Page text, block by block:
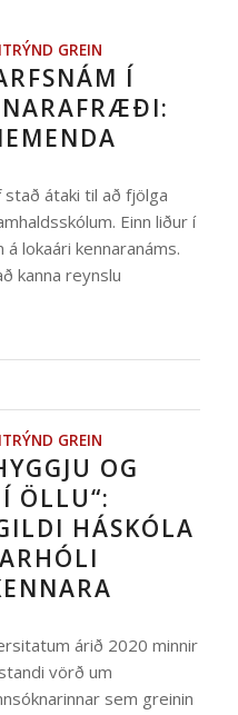
GREIN
Í
átaki til að fjölga
Einn liður í
lokaári kennaranáms.
kanna reynslu
GREIN
OG
ÖLLU“:
HÁSKÓLA
árið 2020 minnir
vörð um
sem greinin